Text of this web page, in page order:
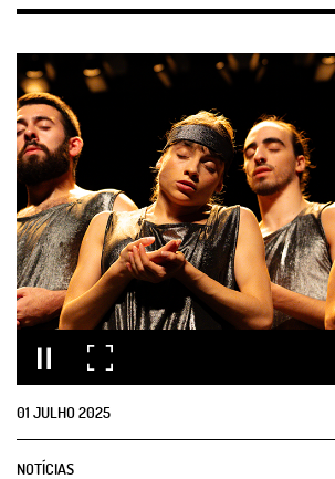
01 JULHO2025
NOTÍCIAS